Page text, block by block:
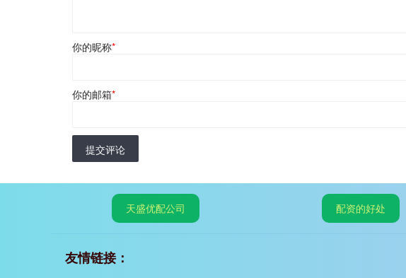
你的昵称*
你的邮箱*
提交评论
天盛优配公司 配资的好处
友情链接：